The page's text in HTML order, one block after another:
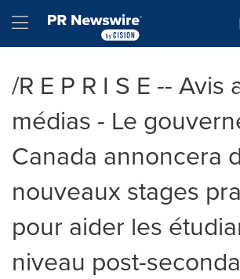
Hamburger menu
/R E P R I S E -- Avis
médias - Le
Canada annoncera
nouveaux stages
pour aider les
niveau post-